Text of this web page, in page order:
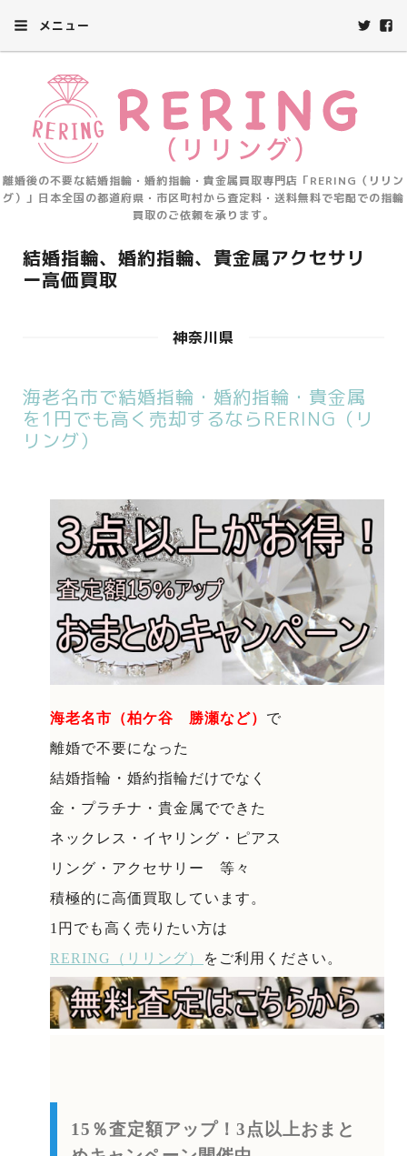
メニュー
離婚後の不要な結婚指輪・婚約指輪・貴金属買取専門店「RERING（リリン
グ）」日本全国の都道府県・市区町村から査定料・送料無料で宅配での指輪
買取のご依頼を承ります。
結婚指輪、婚約指輪、貴金属アクセサリ
ー高価買取
神奈川県
海老名市で結婚指輪・婚約指輪・貴金属
を1円でも高く売却するならRERING（リ
リング）
海老名市（柏ケ谷 勝瀬など） で
離婚で不要になった
結婚指輪・婚約指輪だけでなく
金・プラチナ・貴金属でできた
ネックレス・イヤリング・ピアス
リング・アクセサリー 等々
積極的に高価買取しています。
1円でも高く売りたい方は
RERING（リリング）
をご利用ください。
15％査定額アップ！3点以上おまと